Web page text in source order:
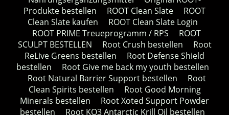
Produkte bestellen
ROOT Clean Slate
ROOT
Clean Slate kaufen
ROOT Clean Slate Login
ROOT PRIME Treueprogramm / RPS
ROOT
SCULPT BESTELLEN
Root Crush bestellen
Root
ReLive Greens bestellen
Root Defense Shield
bestellen
Root Give me back my youth bestellen
Root Natural Barrier Support bestellen
Root
Clean Spirits bestellen
Root Good Morning
Minerals bestellen
Root Xoted Support Powder
bestellen
Root KO3 Antarctic Krill Oil bestellen